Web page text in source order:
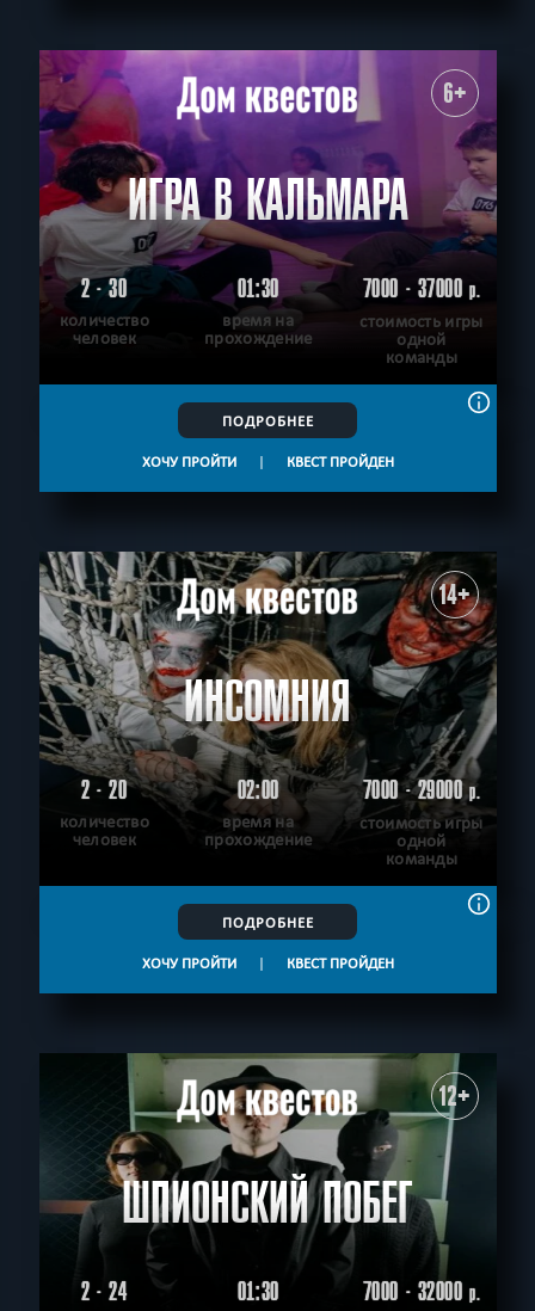
6+
ИГРА В КАЛЬМАРА
2 - 30
количество
человек
01:30
время на
прохождение
7000 - 37000р.
стоимость игры
одной
команды
ПОДРОБНЕЕ
ХОЧУ ПРОЙТИ | КВЕСТ ПРОЙДЕН
14+
ИНСОМНИЯ
2 - 20
количество
человек
02:00
время на
прохождение
7000 - 29000р.
стоимость игры
одной
команды
ПОДРОБНЕЕ
ХОЧУ ПРОЙТИ | КВЕСТ ПРОЙДЕН
12+
ШПИОНСКИЙ ПОБЕГ
2 - 24 01:30 7000 - 32000р.